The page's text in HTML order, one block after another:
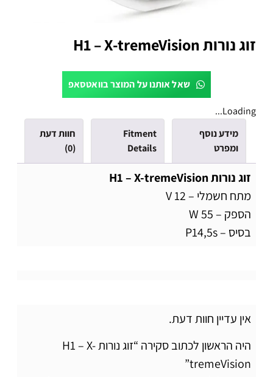
זוג נורות H1 – X-tremeVision
שאל אותנו על המוצר בוואטסאפ
Loading...
מידע נוסף
ומפרט
Fitment
Details
חוות דעת
(0)
זוג נורות H1 – X-tremeVision
מתח חשמלי – 12 V
הספק – 55 W
בסיס – P14,5s
אין עדיין חוות דעת.
היה הראשון לכתוב סקירה “זוג נורות H1 – X-
tremeVision”